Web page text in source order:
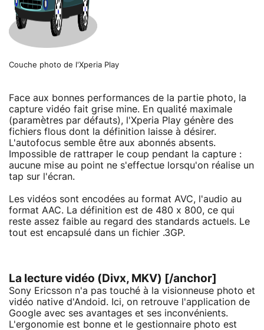
Couche photo de l'Xperia Play
Face aux bonnes performances de la partie photo, la
capture vidéo fait grise mine. En qualité maximale
(paramètres par défauts), l'Xperia Play génère des
fichiers flous dont la définition laisse à désirer.
L'autofocus semble être aux abonnés absents.
Impossible de rattraper le coup pendant la capture :
aucune mise au point ne s'effectue lorsqu'on réalise un
tap sur l'écran.
Les vidéos sont encodées au format AVC, l'audio au
format AAC. La définition est de 480 x 800, ce qui
reste assez faible au regard des standards actuels. Le
tout est encapsulé dans un fichier .3GP.
La lecture vidéo (Divx, MKV) [/anchor]
Sony Ericsson n'a pas touché à la visionneuse photo et
vidéo native d'Andoid. Ici, on retrouve l'application de
Google avec ses avantages et ses inconvénients.
L'ergonomie est bonne et le gestionnaire photo est